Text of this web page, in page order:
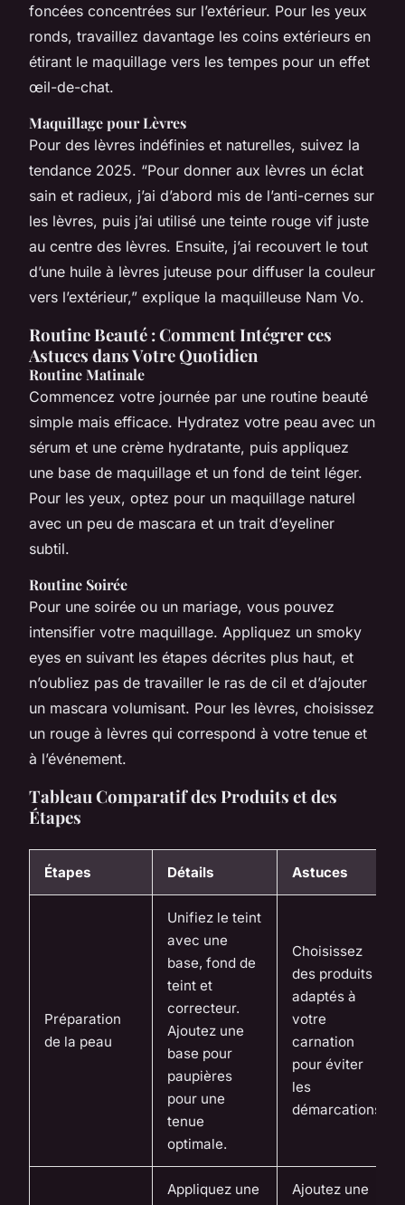
foncées concentrées sur l’extérieur. Pour les yeux
ronds, travaillez davantage les coins extérieurs en
étirant le maquillage vers les tempes pour un effet
œil-de-chat.
Maquillage pour Lèvres
Pour des lèvres indéfinies et naturelles, suivez la
tendance 2025. “Pour donner aux lèvres un éclat
sain et radieux, j’ai d’abord mis de l’anti-cernes sur
les lèvres, puis j’ai utilisé une teinte rouge vif juste
au centre des lèvres. Ensuite, j’ai recouvert le tout
d’une huile à lèvres juteuse pour diffuser la couleur
vers l’extérieur,” explique la maquilleuse Nam Vo.
Routine Beauté : Comment Intégrer ces
Astuces dans Votre Quotidien
Routine Matinale
Commencez votre journée par une routine beauté
simple mais efficace. Hydratez votre peau avec un
sérum et une crème hydratante, puis appliquez
une base de maquillage et un fond de teint léger.
Pour les yeux, optez pour un maquillage naturel
avec un peu de mascara et un trait d’eyeliner
subtil.
Routine Soirée
Pour une soirée ou un mariage, vous pouvez
intensifier votre maquillage. Appliquez un smoky
eyes en suivant les étapes décrites plus haut, et
n’oubliez pas de travailler le ras de cil et d’ajouter
un mascara volumisant. Pour les lèvres, choisissez
un rouge à lèvres qui correspond à votre tenue et
à l’événement.
Tableau Comparatif des Produits et des
Étapes
Étapes Détails Astuces
Préparation
de la peau
Unifiez le teint
avec une
base, fond de
teint et
correcteur.
Ajoutez une
base pour
paupières
pour une
tenue
optimale.
Choisissez
des produits
adaptés à
votre
carnation
pour éviter
les
démarcations.
Appliquez une
Ajoutez une